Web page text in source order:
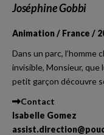
Joséphine Gobbi
Animation / France /
Dans un parc,
invisible, Monsieur, que
petit garçon découvre
Contact
Isabelle Gomez